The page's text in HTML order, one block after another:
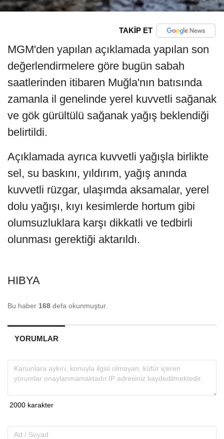
TAKİP ET
MGM'den yapılan açıklamada yapılan son
değerlendirmelere göre bugün sabah
saatlerinden itibaren Muğla'nın batısında
zamanla il genelinde yerel kuvvetli sağanak
ve gök gürültülü sağanak yağış beklendiği
belirtildi.
Açıklamada ayrıca kuvvetli yağışla birlikte
sel, su baskını, yıldırım, yağış anında
kuvvetli rüzgar, ulaşımda aksamalar, yerel
dolu yağışı, kıyı kesimlerde hortum gibi
olumsuzluklara karşı dikkatli ve tedbirli
olunması gerektiği aktarıldı.
HIBYA
Bu haber 168 defa okunmuştur.
YORUMLAR